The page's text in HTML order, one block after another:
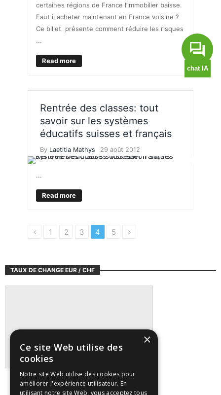
certaines régions de France l’immobilier baisse.
Faut il acheter maintenant en France voisine ?
Ce billet présente comment réduire les risques
...
Read more
Rentrée des classes: tout
savoir sur les systèmes
éducatifs suisses et français
By Laetitia Mathys 29 août 2012
...
Read more
1 2 3 4 5
TAUX DE CHANGE EUR / CHF
Suivre tous les marchés sur TradingView
×
Ce site Web utilise des
cookies
Notre site Web utilise des cookies pour
améliorer l'expérience utilisateur. En
utilisant notre site Web, vous acceptez tous